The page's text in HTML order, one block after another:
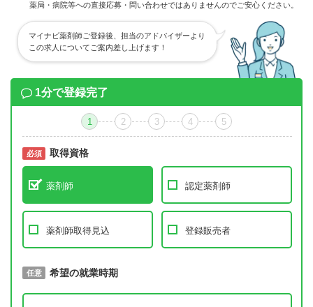
薬局・病院等への直接応募・問い合わせではありませんのでご安心ください。
マイナビ薬剤師ご登録後、担当のアドバイザーより
この求人についてご案内差し上げます！
1分で登録完了
1 2 3 4 5
必須 取得資格
薬剤師 認定薬剤師
薬剤師取得見込 登録販売者
必須 取得予定年
任意 希望の就業時期